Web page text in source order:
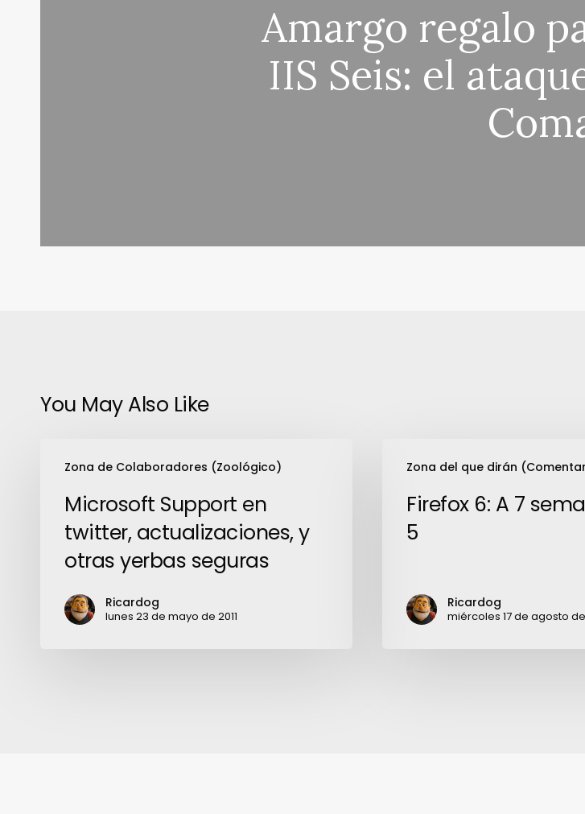
Amargo regalo
IIS Seis: el
You May Also Like
Zona de Colaboradores (Zoológico)
Support
actualizaciones,
yerbas
Microsoft Support en
twitter, actualizaciones, y
otras yerbas seguras
Ricardog
lunes 23 de mayo de 2011
Zona del que dirán
semanas
Firefox 6: A 7
5
Ricardog
miércoles 17 de agosto de